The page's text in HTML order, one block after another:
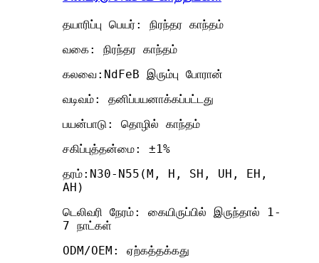
தயாரிப்பு பெயர்: நிரந்தர காந்தம்
வகை: நிரந்தர காந்தம்
கலவை:NdFeB இரும்பு போரான்
வடிவம்: தனிப்பயனாக்கப்பட்டது
பயன்பாடு: தொழில் காந்தம்
சகிப்புத்தன்மை: ±1%
தரம்:N30-N55(M, H, SH, UH, EH,
AH)
டெலிவரி நேரம்: கையிருப்பில் இருந்தால் 1-
7 நாட்கள்
ODM/OEM: ஏற்கத்தக்கது